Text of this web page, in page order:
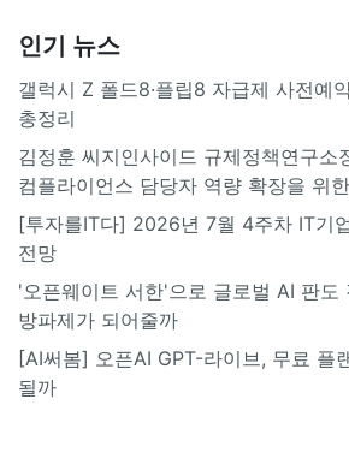
인기 뉴스
갤럭시 Z 폴드8·플립8 자급제 사전예
총정리
김정훈 씨지인사이드 규제정책연구소
컴플라이언스 담당자 역량 확장을 위
[투자를IT다] 2026년 7월 4주차 IT기
전망
'오픈웨이트 서한'으로 글로벌 AI 판도
방파제가 되어줄까
[AI써봄] 오픈AI GPT-라이브, 무료 플
될까